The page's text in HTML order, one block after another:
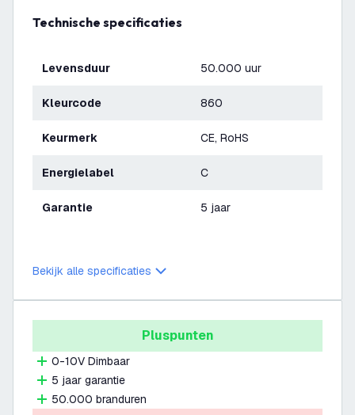
Technische specificaties
Levensduur 50.000 uur
Kleurcode 860
Keurmerk CE, RoHS
Energielabel C
Garantie 5 jaar
Bekijk alle specificaties
Pluspunten
0-10V Dimbaar
5 jaar garantie
50.000 branduren